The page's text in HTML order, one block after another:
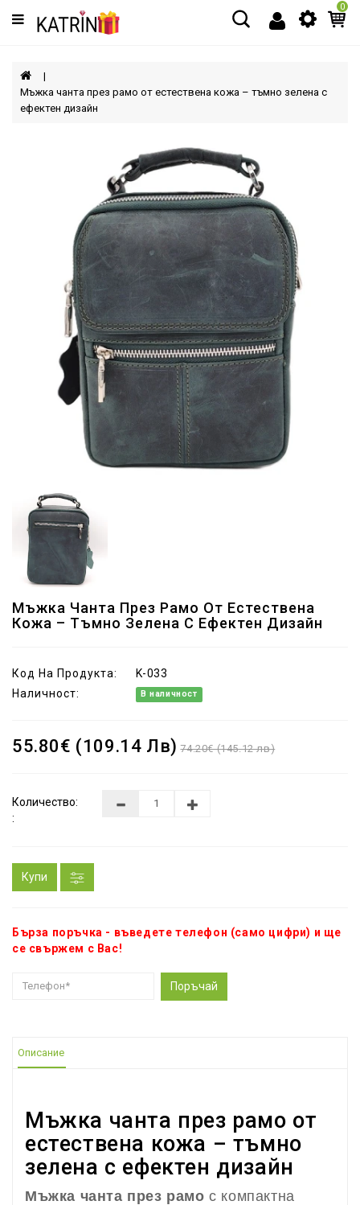
Категории
МЪЖЕ
ЖЕНИ
0
Мъжка чанта през рамо от естествена кожа – тъмно зелена с
ефектен дизайн
Мъжка Чанта През Рамо От Естествена
Кожа – Тъмно Зелена С Ефектен Дизайн
Код На Продукта:
K-033
Наличност:
В наличност
55.80€ (109.14 Лв) 74.20€ (145.12 лв)
Количество:
:
Купи
Бърза поръчка - въведете телефон (само цифри) и ще
се свържем с Вас!
Поръчай
Описание
Мъжка чанта през рамо от
естествена кожа – тъмно
зелена с ефектен дизайн
Мъжка чанта през рамо с компактна